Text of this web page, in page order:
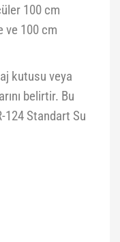
100 cm
ve 100 cm
kutusu veya
belirtir. Bu
124 Standart Su